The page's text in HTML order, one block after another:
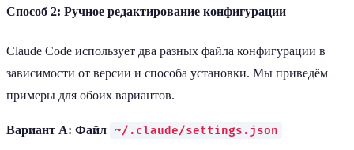
Способ 2: Ручное редактирование конфигурации
Claude Code использует два разных файла конфигурации в
зависимости от версии и способа установки. Мы приведём
примеры для обоих вариантов.
Вариант A: Файл ~/.claude/settings.json